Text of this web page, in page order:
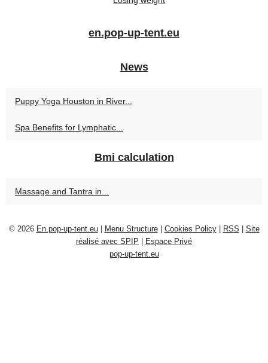
en.pop-up-tent.eu
News
Puppy Yoga Houston in River...
Spa Benefits for Lymphatic...
Bmi calculation
Massage and Tantra in...
© 2026 En.pop-up-tent.eu| Menu Structure| Cookies Policy| RSS | Site
réalisé avec SPIP | Espace Privé
pop-up-tent.eu